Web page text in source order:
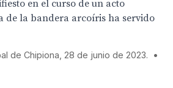
en el curso de un acto
de la bandera arcoíris ha servido
de Chipiona, 28 de junio de 2023.
•